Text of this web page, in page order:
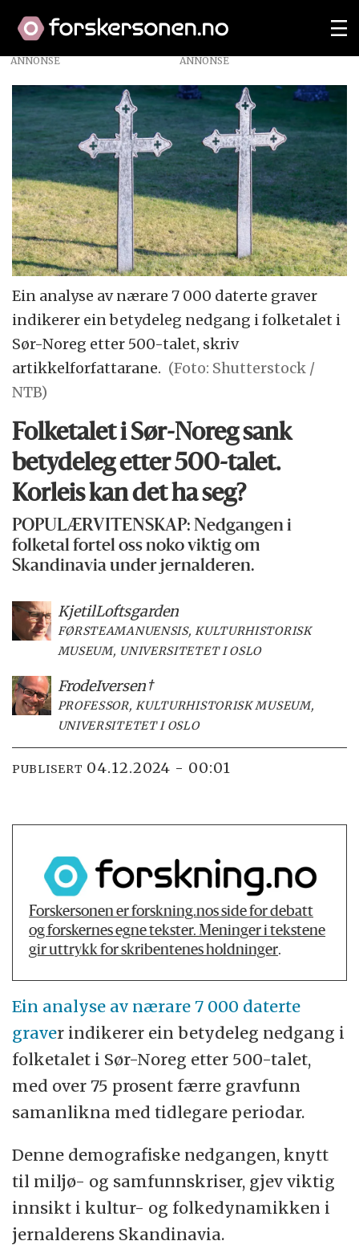
ANNONSE
Ein analyse av nærare 7 000 daterte graver
indikerer ein betydeleg nedgang i folketalet i
Sør-Noreg etter 500-talet, skriv
artikkelforfattarane. (Foto: Shutterstock /
NTB)
Folketalet i Sør-Noreg sank
betydeleg etter 500-talet.
Korleis kan det ha seg?
POPULÆRVITENSKAP: Nedgangen i
folketal fortel oss noko viktig om
Skandinavia under jernalderen.
KjetilLoftsgarden
FØRSTEAMANUENSIS, KULTURHISTORISK
MUSEUM, UNIVERSITETET I OSLO
FrodeIversen†
PROFESSOR, KULTURHISTORISK MUSEUM,
UNIVERSITETET I OSLO
PUBLISERT 04.12.2024 - 00:01
Forskersonen er forskning.nos side for debatt
og forskernes egne tekster. Meninger i tekstene
gir uttrykk for skribentenes holdninger.
Ein analyse av nærare 7 000 daterte
graver indikerer ein betydeleg nedgang i
folketalet i Sør-Noreg etter 500-talet,
med over 75 prosent færre gravfunn
samanlikna med tidlegare periodar.
Denne demografiske nedgangen, knytt
til miljø- og samfunnskriser, gjev viktig
innsikt i kultur- og folkedynamikken i
jernalderens Skandinavia.